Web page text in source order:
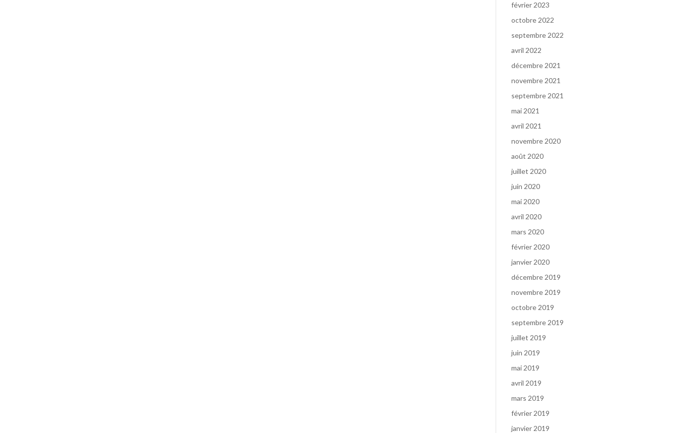
février 2023
octobre 2022
septembre 2022
avril 2022
décembre 2021
novembre 2021
septembre 2021
mai 2021
avril 2021
novembre 2020
août 2020
juillet 2020
juin 2020
mai 2020
avril 2020
mars 2020
février 2020
janvier 2020
décembre 2019
novembre 2019
octobre 2019
septembre 2019
juillet 2019
juin 2019
mai 2019
avril 2019
mars 2019
février 2019
janvier 2019